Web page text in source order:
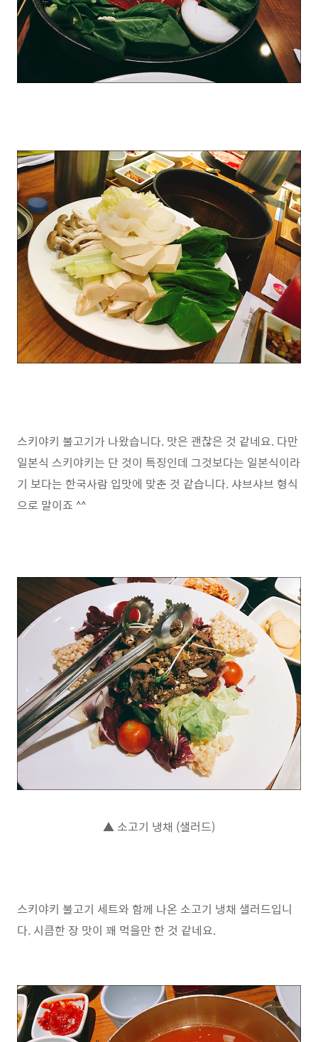
스키야키 불고기가 나왔습니다. 맛은 괜찮은 것 같네요. 다만
일본식 스키야키는 단 것이 특징인데 그것보다는 일본식이라
기 보다는 한국사람 입맛에 맞춘 것 같습니다. 샤브샤브 형식
으로 말이죠 ^^
▲ 소고기 냉채 (샐러드)
스키야키 불고기 세트와 함께 나온 소고기 냉채 샐러드입니
다. 시큼한 장 맛이 꽤 먹을만 한 것 같네요.